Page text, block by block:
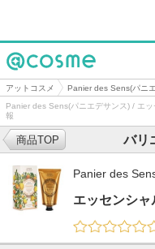
@cosme
アットコスメ Panier des Sens(パニ
Panier des Sens(パニエデサンス) / エ
報
バリ
商品TOP
Panier des
エッセンシ